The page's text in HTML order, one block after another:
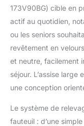
173V90BG) cible en
actif au quotidien,
ou les seniors
revêtement en
et neutre, facilement
séjour. L’assise
une conception
Le système de
fauteuil : d’une